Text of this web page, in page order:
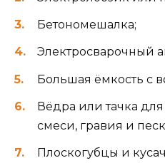
Бетономешалка;
Электросварочный
Большая ёмкость с
Вёдра или тачка
смеси, гравия и
Плоскогубцы и